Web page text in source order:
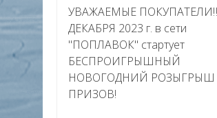
УВАЖАЕМЫЕ ПОКУПАТЕЛИ‼
ДЕКАБРЯ 2023 г. в сети
"ПОПЛАВОК" стартует
БЕСПРОИГРЫШНЫЙ
НОВОГОДНИЙ РОЗЫГРЫШ
ПРИЗОВ!